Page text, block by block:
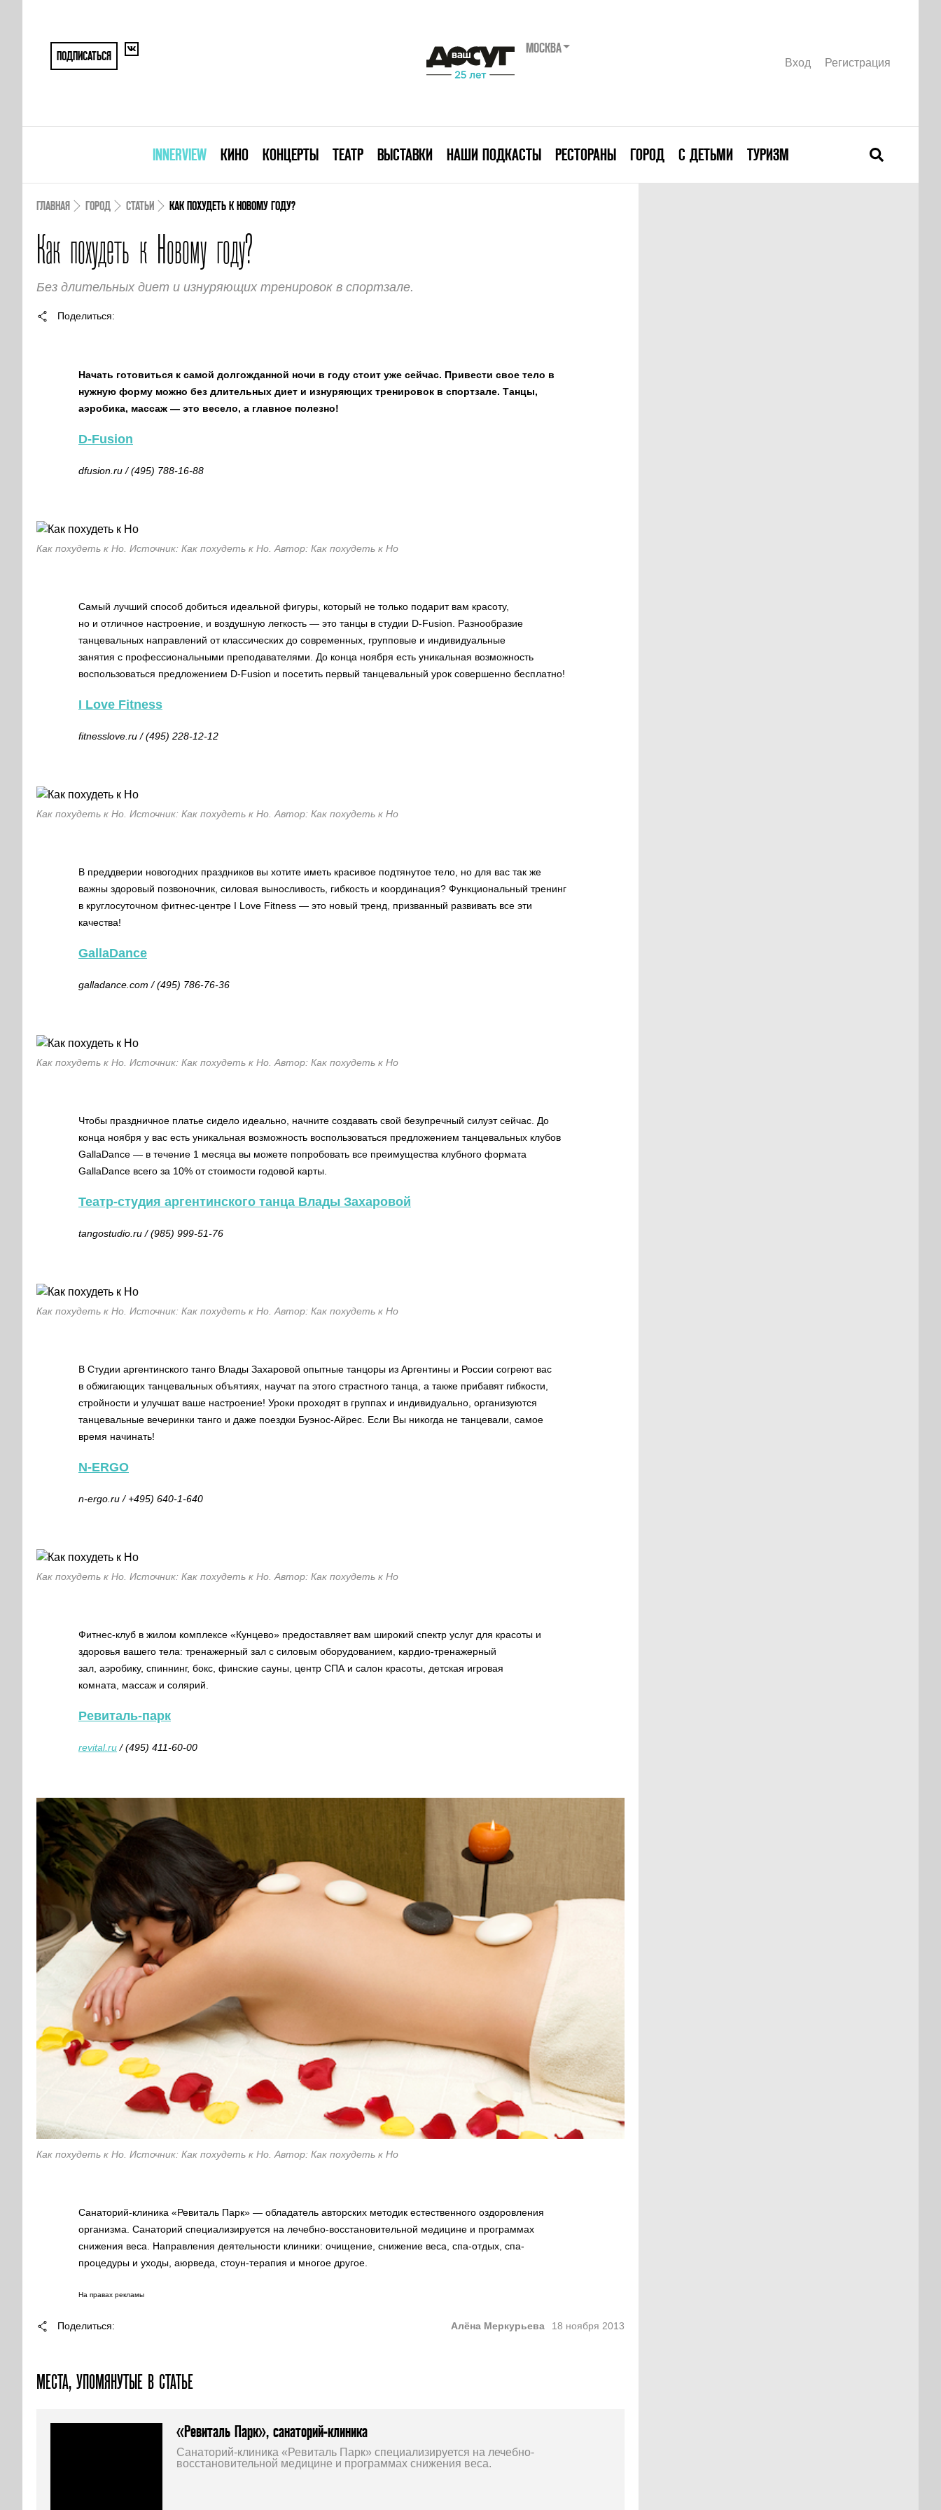
ПОДПИСАТЬСЯ
МОСКВА
Вход Регистрация
INNERVIEW КИНО КОНЦЕРТЫ ТЕАТР ВЫСТАВКИ НАШИ ПОДКАСТЫ РЕСТОРАНЫ ГОРОД С ДЕТЬМИ ТУРИЗМ
ГЛАВНАЯ ГОРОД СТАТЬИ КАК ПОХУДЕТЬ К НОВОМУ ГОДУ?
Как похудеть к Новому году?
Без длительных диет и изнуряющих тренировок в спортзале.
Поделиться
Начать готовиться к самой долгожданной ночи в году стоит уже сейчас. Привести свое тело в
нужную форму можно без длительных диет и изнуряющих тренировок в спортзале. Танцы,
аэробика, массаж — это весело, а главное полезно!
D-Fusion
dfusion.ru/ (495) 788-16-88
Как похудеть к Но. Источник: Как похудеть к Но. Автор: Как похудеть к Но
Самый лучший способ добиться идеальной фигуры, который не только подарит вам красоту,
но и отличное настроение, и воздушную легкость — это танцы в студии D-Fusion. Разнообразие
танцевальных направлений от классических до современных, групповые и индивидуальные
занятия с профессиональными преподавателями. До конца ноября есть уникальная возможность
воспользоваться предложением D-Fusion и посетить первый танцевальный урок совершенно бесплатно!
I Love Fitness
fitnesslove.ru/ (495) 228-12-12
Как похудеть к Но. Источник: Как похудеть к Но. Автор: Как похудеть к Но
В преддверии новогодних праздников вы хотите иметь красивое подтянутое тело, но для вас так же
важны здоровый позвоночник, силовая выносливость, гибкость и координация? Функциональный тренинг
в круглосуточном фитнес-центре I Love Fitness — это новый тренд, призванный развивать все эти
качества!
GallaDance
galladance.com / (495) 786-76-36
Как похудеть к Но. Источник: Как похудеть к Но. Автор: Как похудеть к Но
Чтобы праздничное платье сидело идеально, начните создавать свой безупречный силуэт сейчас. До
конца ноября у вас есть уникальная возможность воспользоваться предложением танцевальных клубов
GallaDance — в течение 1 месяца вы можете попробовать все преимущества клубного формата
GallaDance всего за 10% от стоимости годовой карты.
Театр-студия аргентинского танца Влады Захаровой
tangostudio.ru/ (985) 999-51-76
Как похудеть к Но. Источник: Как похудеть к Но. Автор: Как похудеть к Но
В Студии аргентинского танго Влады Захаровой опытные танцоры из Аргентины и России согреют вас
в обжигающих танцевальных объятиях, научат па этого страстного танца, а также прибавят гибкости,
стройности и улучшат ваше настроение! Уроки проходят в группах и индивидуально, организуются
танцевальные вечеринки танго и даже поездки Буэнос-Айрес. Если Вы никогда не танцевали, самое
время начинать!
N-ERGO
n-ergo.ru/ +495) 640-1-640
Как похудеть к Но. Источник: Как похудеть к Но. Автор: Как похудеть к Но
Фитнес-клуб в жилом комплексе «Кунцево» предоставляет вам широкий спектр услуг для красоты и
здоровья вашего тела: тренажерный зал с силовым оборудованием, кардио-тренажерный
зал, аэробику, спиннинг, бокс, финские сауны, центр СПА и салон красоты, детская игровая
комната, массаж и солярий.
Ревиталь-парк
revital.ru/ (495) 411-60-00
Как похудеть к Но. Источник: Как похудеть к Но. Автор: Как похудеть к Но
Санаторий-клиника «Ревиталь Парк» — обладатель авторских методик естественного оздоровления
организма. Санаторий специализируется на лечебно-восстановительной медицине и программах
снижения веса. Направления деятельности клиники: очищение, снижение веса, спа-отдых, спа-
процедуры и уходы, аюрведа, стоун-терапия и многое другое.
На правах рекламы
Поделиться Алёна Меркурьева 18 ноября 2013
МЕСТА, УПОМЯНУТЫЕ В СТАТЬЕ
«Ревиталь Парк», санаторий-клиника
Санаторий-клиника «Ревиталь Парк» специализируется на лечебно-
восстановительной медицине и программах снижения веса.